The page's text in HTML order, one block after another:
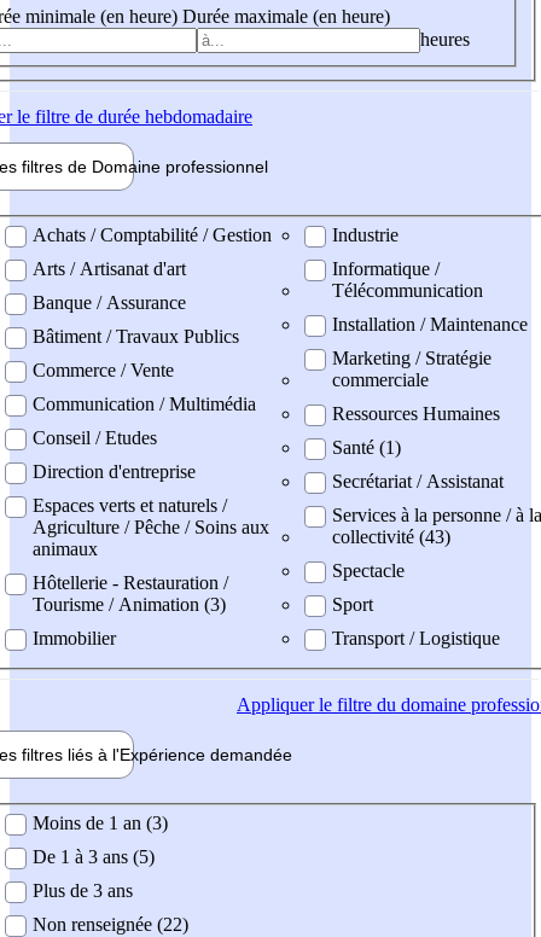
minimale (en heure) Durée maximale (en heure)
heures
le filtre de durée hebdomadaire
filtres de Domaine professionnel
professionel
Achats / Comptabilité / Gestion
Arts / Artisanat d'art
Banque / Assurance
Bâtiment / Travaux Publics
Commerce / Vente
Communication / Multimédia
Conseil / Etudes
Direction d'entreprise
Espaces verts et naturels /
Agriculture / Pêche / Soins aux
animaux
Hôtellerie - Restauration /
Tourisme / Animation (3)
Immobilier
Industrie
Informatique /
Télécommunication
Installation / Maintenance
Marketing / Stratégie
commerciale
Ressources Humaines
Santé (1)
Secrétariat / Assistanat
Services à la personne / à la
collectivité (43)
Spectacle
Sport
Transport / Logistique
Appliquerle filtre du domaine
filtres liés à l'Expérience demandée
demandée
Moins de 1 an (3)
De 1 à 3 ans (5)
Plus de 3 ans
Non renseignée (22)